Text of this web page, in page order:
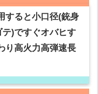
すると小口径(銃身
)ですぐオバヒす
り高火力高弾速長